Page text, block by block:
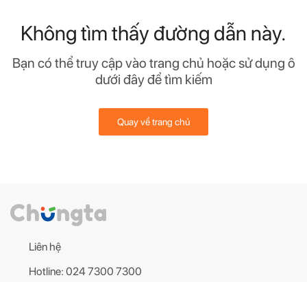
Không tìm thấy đường dẫn này.
Bạn có thể truy cập vào trang chủ hoặc sử dụng ô
dưới đây để tìm kiếm
Quay về trang chủ
Liên hệ
Hotline: 024 7300 7300